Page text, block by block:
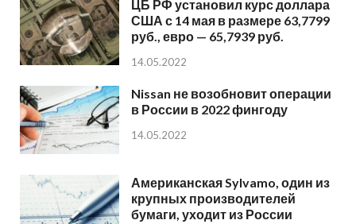
ЦБ РФ установил курс доллара
США с 14 мая в размере 63,7799
руб., евро — 65,7939 руб.
14.05.2022
Nissan не возобновит операции
в России в 2022 фингоду
14.05.2022
Американская Sylvamo, один из
крупных производителей
бумаги, уходит из России